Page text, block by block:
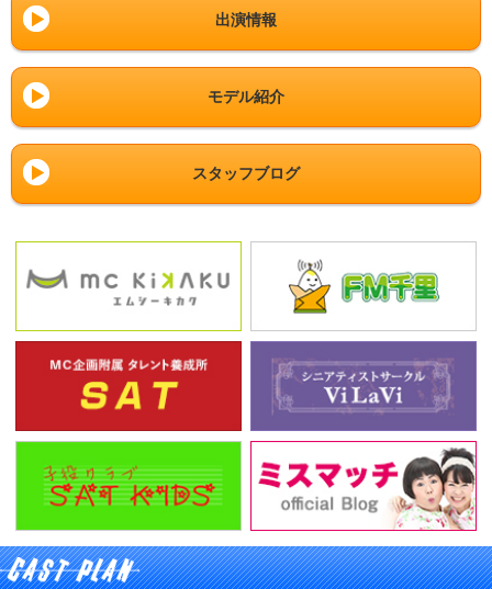
出演情報
モデル紹介
スタッフブログ